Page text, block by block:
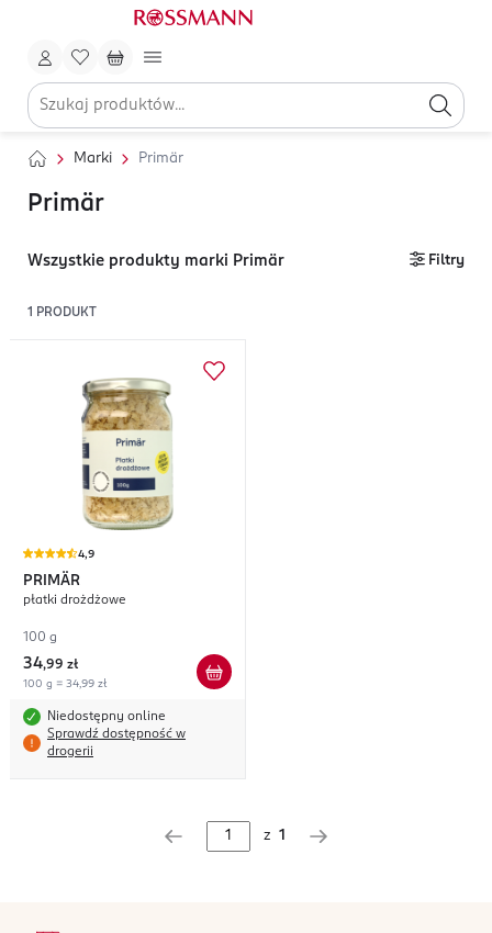
Marki Primär
Primär
Wszystkie produkty marki Primär Filtry
1 PRODUKT
4,9
PRIMÄR
płatki drożdżowe
100 g
34,99 zł
100 g = 34,99 zł
Niedostępny online
Sprawdź dostępność w
drogerii
z 1